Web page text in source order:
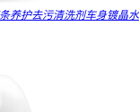
养护去污清洗剂车身镀晶水